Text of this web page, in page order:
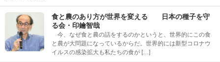
食と農のあり方が世界を変える 日本の種子を守
る会・印鑰智哉
今、なぜ食と農の話をするのかというと、世界的にこの食
と農が大問題になっているからだ。世界的には新型コロナウ
イルスの感染拡大も私たちの食が […]